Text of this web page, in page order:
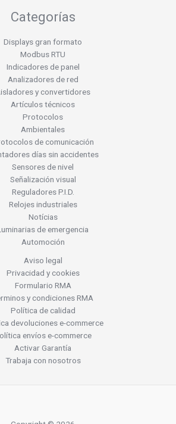
Categorías
Displays gran formato
Modbus RTU
Indicadores de panel
Analizadores de red
y convertidores
Artículos técnicos
Protocolos
Ambientales
de comunicación
días sin accidentes
Sensores de nivel
Señalización visual
Reguladores P.I.D.
Relojes industriales
Notícias
de emergencia
Automoción
Aviso legal
Privacidad y cookies
Formulario RMA
y condiciones RMA
Política de calidad
devoluciones e-commerce
envíos e-commerce
Activar Garantía
Trabaja con nosotros